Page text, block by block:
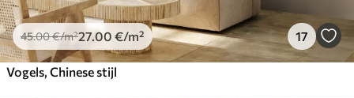
45.00€/m²27.00 €/m² 17
Vogels, Chinese stijl